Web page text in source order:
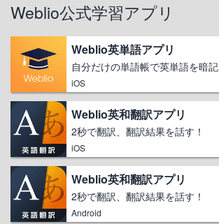
Weblio公式学習アプリ
Weblio英単語アプリ
自分だけの単語帳で英単語を暗記
iOS
Weblio英和翻訳アプリ
2秒で翻訳、翻訳結果を話す！
iOS
Weblio英和翻訳アプリ
2秒で翻訳、翻訳結果を話す！
Android